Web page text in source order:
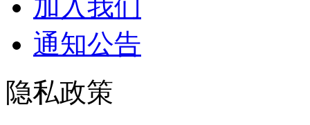
加入我们
通知公告
隐私政策